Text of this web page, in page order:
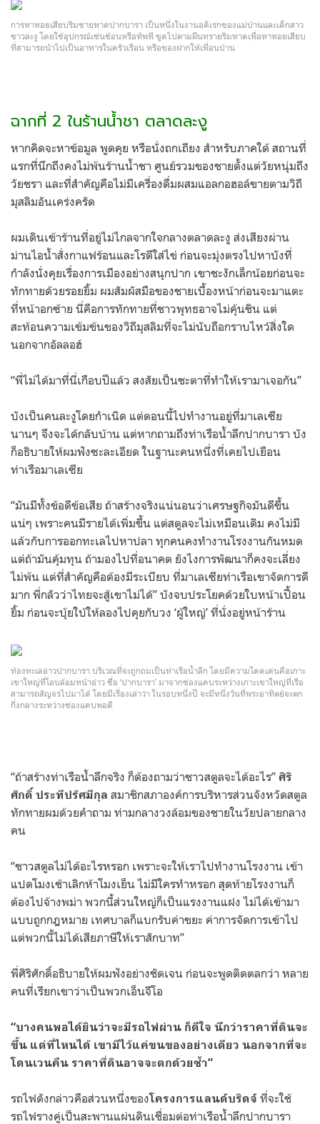
การหาหอยเสียบริมชายหาดปากบารา เป็นหนึ่งในงานอดิเรกของแม่บ้านและเด็กสาว
ชาวละงู โดยใช้อุปกรณ์เช่นช้อนหรือทัพพี ขูดไปตามผืนทรายริมหาดเพื่อหาหอยเสียบ
ที่สามารถนำไปเป็นอาหารในครัวเรือน หรือของฝากให้เพื่อนบ้าน
ฉากที่ 2 ในร้านน้ำชา ตลาดละงู
หากคิดจะหาข้อมูล พูดคุย หรือนั่งถกเถียง สำหรับภาคใต้ สถานที่
แรกที่นึกถึงคงไม่พ้นร้านน้ำชา ศูนย์รวมของชายตั้งแต่วัยหนุ่มถึง
วัยชรา และที่สำคัญคือไม่มีเครื่องดื่มผสมแอลกอฮอล์ขายตามวิถี
มุสลิมอันเคร่งครัด
ผมเดินเข้าร้านที่อยู่ไม่ไกลจากใจกลางตลาดละงู ส่งเสียงผ่าน
ม่านไอน้ำสั่งกาแฟร้อนและโรตีใส่ไข่ ก่อนจะมุ่งตรงไปหาบังที่
กำลังนั่งคุยเรื่องการเมืองอย่างสนุกปาก เขาชะงักเล็กน้อยก่อนจะ
ทักทายด้วยรอยยิ้ม ผมสัมผัสมือของชายเบื้องหน้าก่อนจะมาแตะ
ที่หน้าอกซ้าย นี่คือการทักทายที่ชาวพุทธอาจไม่คุ้นชิน แต่
สะท้อนความเข้มข้นของวิถีมุสลิมที่จะไม่นับถือกราบไหว้สิ่งใด
นอกจากอัลลอฮ์
“พี่ไม่ได้มาที่นี่เกือบปีแล้ว สงสัยเป็นชะตาที่ทำให้เรามาเจอกัน”
บังเป็นคนละงูโดยกำเนิด แต่ตอนนี้ไปทำงานอยู่ที่มาเลเซีย
นานๆ จึงจะได้กลับบ้าน แต่หากถามถึงท่าเรือน้ำลึกปากบารา บัง
ก็อธิบายให้ผมฟังซะละเอียด ในฐานะคนหนึ่งที่เคยไปเยือน
ท่าเรือมาเลเซีย
“มันมีทั้งข้อดีข้อเสีย ถ้าสร้างจริงแน่นอนว่าเศรษฐกิจมันดีขึ้น
แน่ๆ เพราะคนมีรายได้เพิ่มขึ้น แต่สตูลจะไม่เหมือนเดิม คงไม่มี
แล้วกับการออกทะเลไปหาปลา ทุกคนคงทำงานโรงงานกันหมด
แต่ถ้ามันคุ้มทุน ถ้ามองไปที่อนาคต ยังไงการพัฒนาก็คงจะเลี่ยง
ไม่พ้น แต่ที่สำคัญคือต้องมีระเบียบ ที่มาเลเซียท่าเรือเขาจัดการดี
มาก พี่กลัวว่าไทยจะสู้เขาไม่ได้” บังจบประโยคด้วยใบหน้าเปื้อน
ยิ้ม ก่อนจะบุ้ยใบ้ให้ลองไปคุยกับวง ‘ผู้ใหญ่’ ที่นั่งอยู่หน้าร้าน
ท้องทะเลอ่าวปากบารา บริเวณที่จะถูกถมเป็นท่าเรือน้ำลึก โดยมีความโดดเด่นคือเกาะ
เขาใหญ่ที่โอบล้อมหน้าอ่าว ชื่อ ‘ปากบารา’ มาจากช่องแคบระหว่างเกาะเขาใหญ่ที่เรือ
สามารถสัญจรไปมาได้ โดยมีเรื่องเล่าว่า ในรอบหนึ่งปี จะมีหนึ่งวันที่พระอาทิตย์จะตก
กึ่งกลางระหว่างช่องแคบพอดี
“ถ้าสร้างท่าเรือน้ำลึกจริง ก็ต้องถามว่าชาวสตูลจะได้อะไร” ศิริ
ศักดิ์ ประทีปรัศมีกุล สมาชิกสภาองค์การบริหารส่วนจังหวัดสตูล
ทักทายผมด้วยคำถาม ท่ามกลางวงล้อมของชายในวัยปลายกลาง
คน
“ชาวสตูลไม่ได้อะไรหรอก เพราะจะให้เราไปทำงานโรงงาน เข้า
แปดโมงเช้าเลิกห้าโมงเย็น ไม่มีใครทำหรอก สุดท้ายโรงงานก็
ต้องไปจ้างพม่า พวกนี้ส่วนใหญ่ก็เป็นแรงงานแฝง ไม่ได้เข้ามา
แบบถูกกฎหมาย เทศบาลก็แบกรับค่าขยะ ค่าการจัดการเข้าไป
แต่พวกนี้ไม่ได้เสียภาษีให้เราสักบาท”
พี่ศิริศักดิ์อธิบายให้ผมฟังอย่างชัดเจน ก่อนจะพูดติดตลกว่า หลาย
คนที่เรียกเขาว่าเป็นพวกเอ็นจีโอ
“บางคนพอได้ยินว่าจะมีรถไฟผ่าน ก็ดีใจ นึกว่าราคาที่ดินจะ
ขึ้น แต่ที่ไหนได้ เขามีไว้แค่ขนของอย่างเดียว นอกจากที่จะ
โดนเวนคืน ราคาที่ดินอาจจะตกด้วยซ้ำ”
รถไฟดังกล่าวคือส่วนหนึ่งของโครงการแลนด์บริดจ์ ที่จะใช้
รถไฟรางคู่เป็นสะพานแผ่นดินเชื่อมต่อท่าเรือน้ำลึกปากบารา